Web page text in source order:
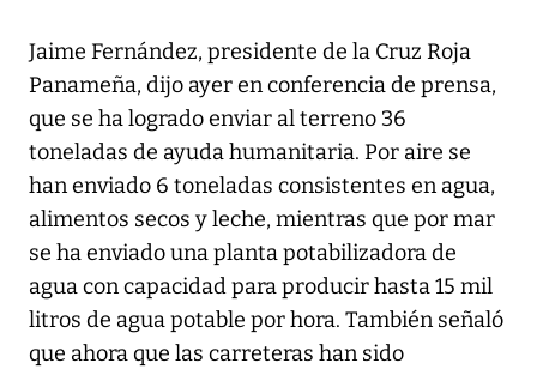
Jaime Fernández, presidente de la Cruz Roja
Panameña, dijo ayer en conferencia de prensa,
que se ha logrado enviar al terreno 36
toneladas de ayuda humanitaria. Por aire se
han enviado 6 toneladas consistentes en agua,
alimentos secos y leche, mientras que por mar
se ha enviado una planta potabilizadora de
agua con capacidad para producir hasta 15 mil
litros de agua potable por hora. También señaló
que ahora que las carreteras han sido